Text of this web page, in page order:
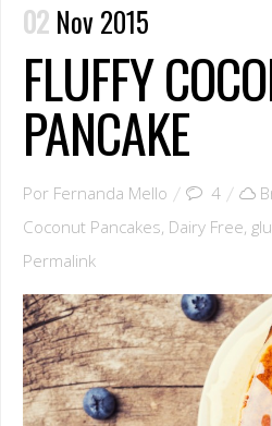
02 Nov 2015
FLUFFY
PANCAKE
Por Fernanda Mello 4
Coconut Pancakes, Dairy Free,
Permalink